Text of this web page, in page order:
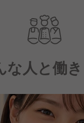
な人と働